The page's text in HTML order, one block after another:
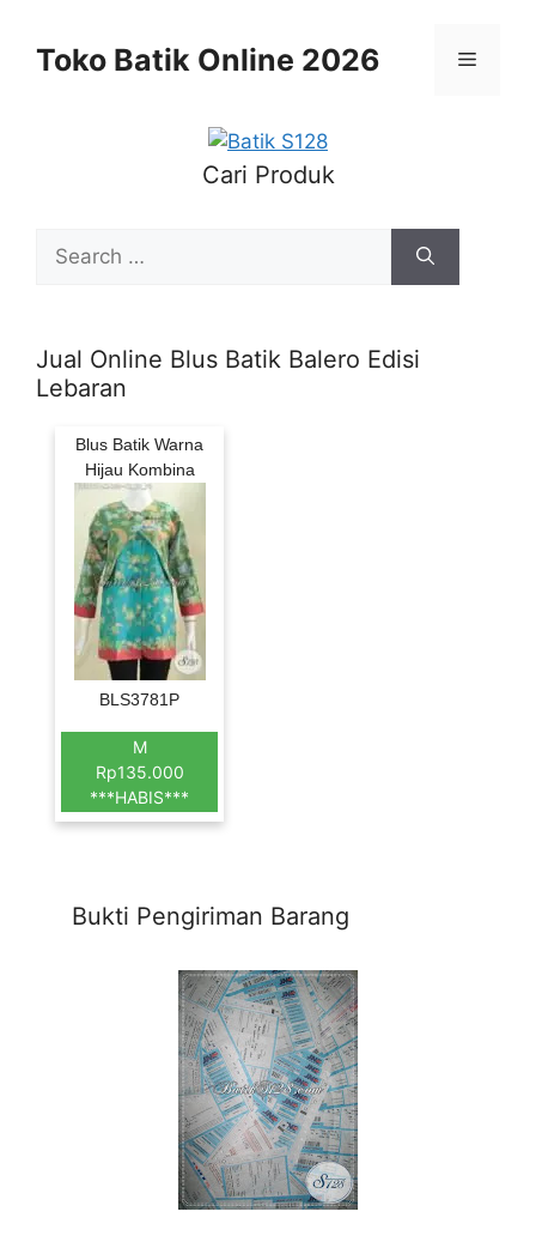
contentToko Batik Online 2026 Menu
Cari Produk
for:
Jual Online Blus Batik Balero Edisi
Lebaran
Blus Batik Warna
Hijau Kombina
BLS3781P
M
Rp135.000
***HABIS***
Bukti Pengiriman Barang